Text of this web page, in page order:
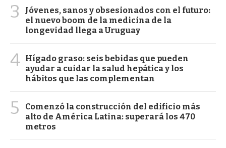
3
Jóvenes, sanos y obsesionados con el futuro:
el nuevo boom de la medicina de la
longevidad llega a Uruguay
4 Hígado graso: seis bebidas que pueden
ayudar a cuidar la salud hepática y los
hábitos que las complementan
5
Comenzó la construcción del edificio más
alto de América Latina: superará los 470
metros